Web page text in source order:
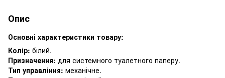
Опис
Основні характеристики товару:
Колір: білий.
Призначення: для системного туалетного паперу.
Тип управління: механічне.